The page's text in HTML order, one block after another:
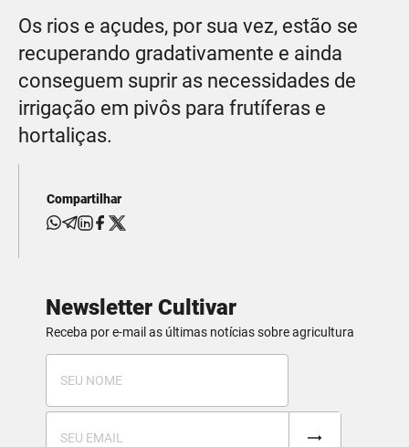
Os rios e açudes, por sua vez, estão se
recuperando gradativamente e ainda
conseguem suprir as necessidades de
irrigação em pivôs para frutíferas e
hortaliças.
Compartilhar
Newsletter Cultivar
Receba por e-mail as últimas notícias sobre agricultura